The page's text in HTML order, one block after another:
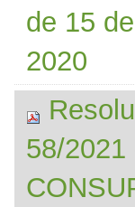
de 15
2020
58/2021